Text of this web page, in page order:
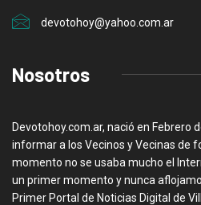
devotohoy@yahoo.com.ar
Nosotros
Devotohoy.com.ar, nació en Febrero
informar a los Vecinos y Vecinas de
momento no se usaba mucho el
un primer momento y nunca
Primer Portal de Noticias Digital de